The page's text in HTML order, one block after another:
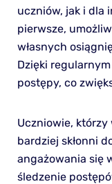
uczniów, jak i dla
pierwsze,
własnych
Dzięki
postępy, co
Uczniowie,
bardziej skłonni
angażowania się
śledzenie